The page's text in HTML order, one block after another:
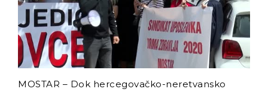
ekonomije
MOSTAR – Dok hercegovačko-neretvansko